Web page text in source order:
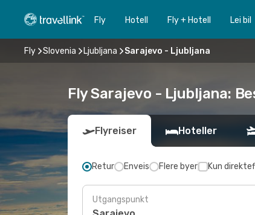
Fly Hotell Fly + Hotell Lei bil
Fly Slovenia Ljubljana Sarajevo - Ljubljana
Fly Sarajevo - Ljubljana:
Flyreiser Hoteller
Retur Enveis Flere byer Kun
Utgangspunkt